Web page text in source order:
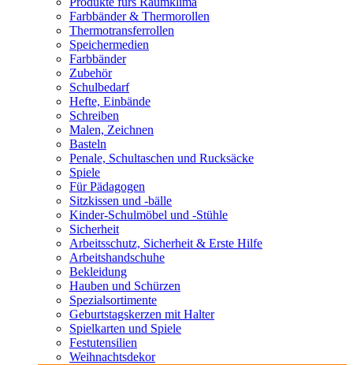
Farbbänder & Thermorollen
Thermotransferrollen
Speichermedien
Farbbänder
Zubehör
Schulbedarf
Hefte, Einbände
Schreiben
Malen, Zeichnen
Basteln
Penale, Schultaschen und Rucksäcke
Spiele
Für Pädagogen
Sitzkissen und -bälle
Kinder-Schulmöbel und -Stühle
Sicherheit
Arbeitsschutz, Sicherheit & Erste Hilfe
Arbeitshandschuhe
Bekleidung
Hauben und Schürzen
Spezialsortimente
Geburtstagskerzen mit Halter
Spielkarten und Spiele
Festutensilien
Weihnachtsdekor